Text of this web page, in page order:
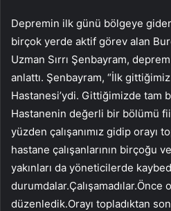
Depremin ilk günü bölgeye
birçok yerde aktif görev alan
Uzman Sırrı Şenbayram,
anlattı. Şenbayram, “İlk
Hastanesi’ydi. Gittiğimizde tam
Hastanenin değerli bir bölümü
yüzden çalışanımız gidip orayı
hastane çalışanlarının birçoğu
yakınları da yöneticilerde
durumdalar.Çalışamadılar.Önce
düzenledik.Orayı topladıktan